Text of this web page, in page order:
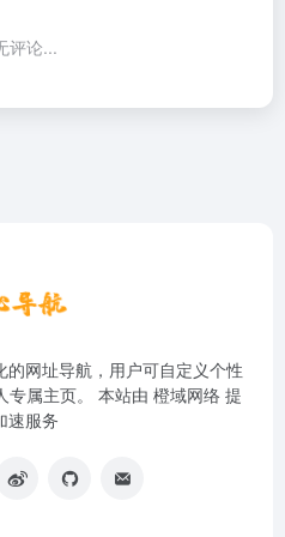
评论...
网址导航，用户可自定义个性
专属主页。 本站由 橙域网络 提
速服务